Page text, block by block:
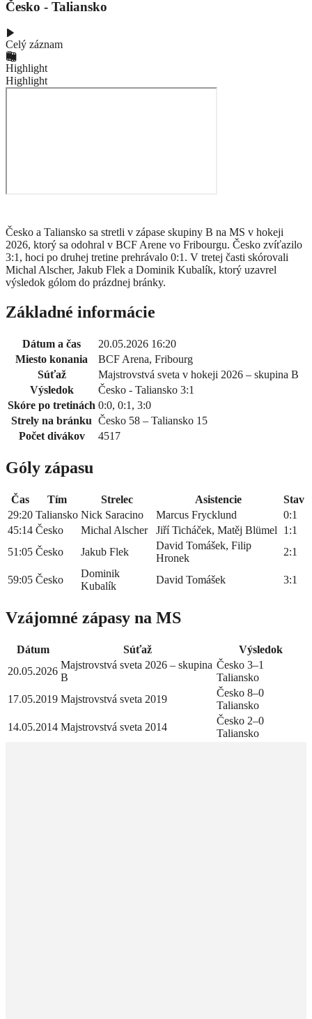
Česko - Taliansko
Celý záznam
Highlight
Highlight
Česko a Taliansko sa stretli v zápase skupiny B na MS v hokeji
2026, ktorý sa odohral v BCF Arene vo Fribourgu. Česko zvíťazilo
3:1, hoci po druhej tretine prehrávalo 0:1. V tretej časti skórovali
Michal Alscher, Jakub Flek a Dominik Kubalík, ktorý uzavrel
výsledok gólom do prázdnej bránky.
Základné informácie
Dátum a čas
20.05.2026 16:20
Miesto konania
BCF Arena, Fribourg
Súťaž
Majstrovstvá sveta v hokeji 2026 – skupina B
Výsledok
Česko - Taliansko 3:1
Skóre po tretinách 0:0, 0:1, 3:0
Strely na bránku Česko 58 – Taliansko 15
Počet divákov
4517
Góly zápasu
Čas Tím Strelec Asistencie
Stav
29:20 Taliansko Nick Saracino Marcus Frycklund
0:1
45:14 Česko Michal Alscher Jiří Ticháček, Matěj Blümel
1:1
51:05 Česko Jakub Flek
David Tomášek, Filip
Hronek
2:1
59:05 Česko
Dominik
Kubalík
David Tomášek 3:1
Vzájomné zápasy na MS
Dátum Súťaž
Výsledok
20.05.2026
Majstrovstvá sveta 2026 – skupina
B
Česko 3–1
Taliansko
17.05.2019 Majstrovstvá sveta 2019
Česko 8–0
Taliansko
14.05.2014 Majstrovstvá sveta 2014
Česko 2–0
Taliansko